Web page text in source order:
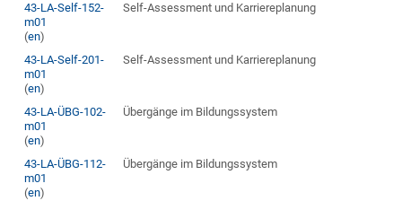
43-LA-Self-152-
m01
(en)
Self-Assessment und Karriereplanung
43-LA-Self-201-
m01
(en)
Self-Assessment und Karriereplanung
43-LA-ÜBG-102-
m01
(en)
Übergänge im Bildungssystem
43-LA-ÜBG-112-
m01
(en)
Übergänge im Bildungssystem